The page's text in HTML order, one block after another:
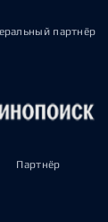
партнёр
Партнёр